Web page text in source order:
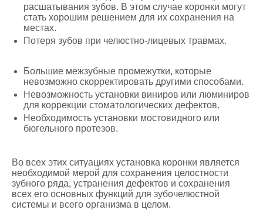
расшатывания зубов. В этом случае коронки могут
стать хорошим решением для их сохранения на
местах.
Потеря зубов при челюстно-лицевых травмах.
Большие межзубные промежутки, которые
невозможно скорректировать другими способами.
Невозможность установки виниров или люминиров
для коррекции стоматологических дефектов.
Необходимость установки мостовидного или
бюгельного протезов.
Во всех этих ситуациях установка коронки является
необходимой мерой для сохранения целостности
зубного ряда, устранения дефектов и сохранения
всех его основных функций для зубочелюстной
системы и всего организма в целом.